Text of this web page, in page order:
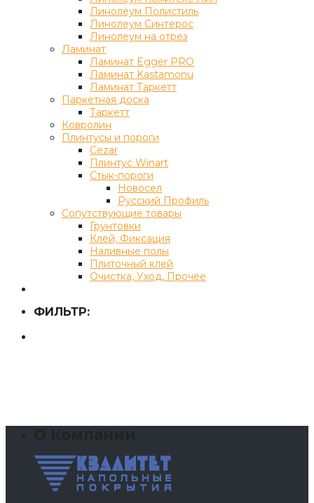
Линолеум Полистиль
Линолеум Синтерос
Линолеум на отрез
Ламинат
Ламинат Egger PRO
Ламинат Kastamonu
Ламинат Таркетт
Паркетная доска
Таркетт
Ковролин
Плинтусы и пороги
Cezar
Плинтус Winart
Стык-пороги
Новосел
Русский Профиль
Сопутствующие товары
Грунтовки
Клей, Фиксация
Наливные полы
Плиточный клей
Очистка, Уход, Прочее
ФИЛЬТР: